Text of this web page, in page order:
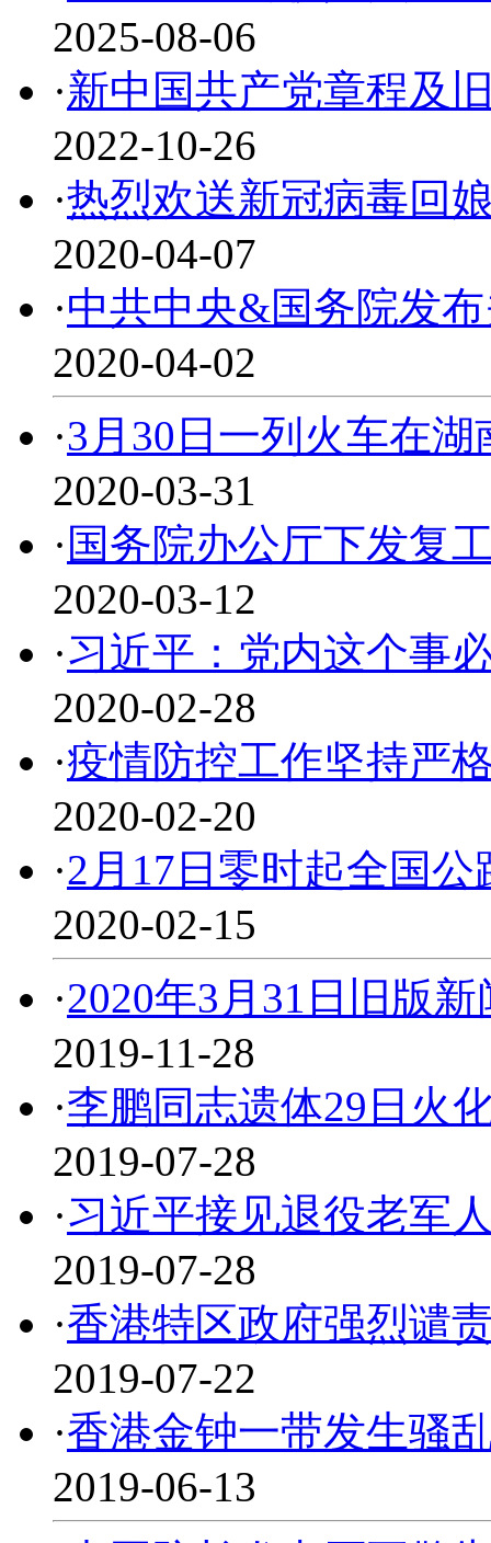
2025-08-06
·新中国共产党章程及
2022-10-26
·热烈欢送新冠病毒回
2020-04-07
·中共中央&国务院发
2020-04-02
·3月30日一列火车在
2020-03-31
· 国务院办公厅下发复
2020-03-12
·习近平：党内这个事
2020-02-28
·疫情防控工作坚持严
2020-02-20
·2月17日零时起全国
2020-02-15
·2020年3月31日旧版
2019-11-28
·李鹏同志遗体29日火
2019-07-28
·习近平接见退役老军
2019-07-28
·香港特区政府强烈谴
2019-07-22
·香港金钟一带发生骚
2019-06-13